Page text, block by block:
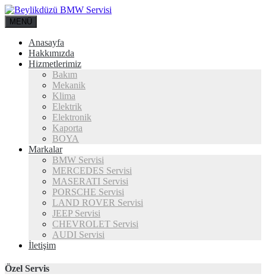
MENÜ
Anasayfa
Hakkımızda
Hizmetlerimiz
Bakım
Mekanik
Klima
Elektrik
Elektronik
Kaporta
BOYA
Markalar
BMW Servisi
MERCEDES Servisi
MASERATI Servisi
PORSCHE Servisi
LAND ROVER Servisi
JEEP Servisi
CHEVROLET Servisi
AUDI Servisi
İletişim
Özel Servis